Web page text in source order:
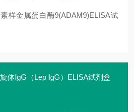
样金属蛋白酶9(ADAM9)ELISA试
体IgG（Lep IgG）ELISA试剂盒